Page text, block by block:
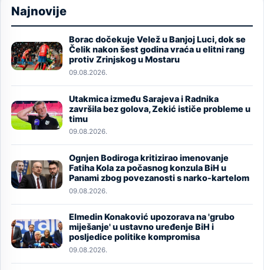
Najnovije
Image
Borac dočekuje Velež u Banjoj Luci, dok se
Čelik nakon šest godina vraća u elitni rang
protiv Zrinjskog u Mostaru
09.08.2026.
Image
Utakmica između Sarajeva i Radnika
završila bez golova, Zekić ističe probleme u
timu
09.08.2026.
Image
Ognjen Bodiroga kritizirao imenovanje
Fatiha Kola za počasnog konzula BiH u
Panami zbog povezanosti s narko-kartelom
09.08.2026.
Image
Elmedin Konaković upozorava na 'grubo
miješanje' u ustavno uređenje BiH i
posljedice politike kompromisa
09.08.2026.